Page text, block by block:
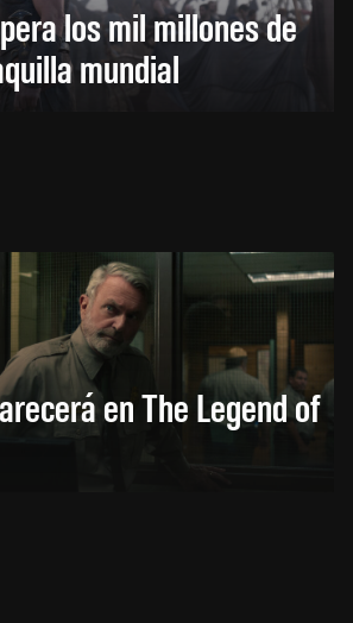
los mil millones de
mundial
en The Legend of